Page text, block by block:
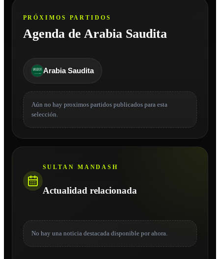
PRÓXIMOS PARTIDOS
Agenda de Arabia Saudita
Arabia Saudita
Aún no hay proximos partidos publicados para esta
selección.
SULTAN MANDASH
Actualidad relacionada
No hay una noticia destacada disponible por ahora.